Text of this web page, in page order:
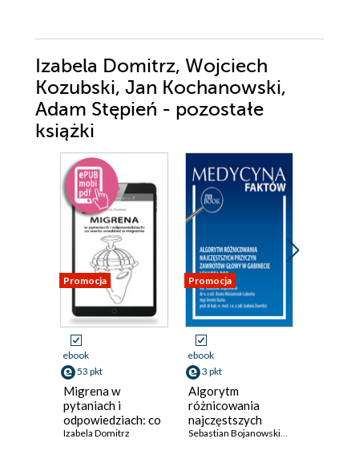
Izabela Domitrz, Wojciech
Kozubski, Jan Kochanowski,
Adam Stępień - pozostałe
książki
Promocja
ebook
53 pkt
Migrena w
pytaniach i
odpowiedziach: co
warto wiedzieć o
Izabela Domitrz
Promocja
ebook
3 pkt
Algorytm
różnicowania
najczęstszych
przyczyn
Sebastian Bojanowski
,Beata